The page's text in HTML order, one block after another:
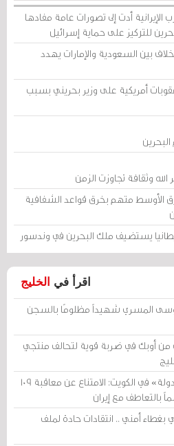
الإيرانية أدت إلى تصورات عامة مفادها
للتركيز على حماية إسرائيل
بين السعودية والإمارات يهدد
أمريكية على وزير بحريني بسبب
وثقافة تجاوزت الزمن
الأوسط متهم بخرق قواعد الشفافية
يستضيف ملك البحرين في وندسور
اقرأ في الخليج
المسري شهيداً مظلومًا بالسجن
من أوبك في ضربة قوية لتحالف منتجي
محكمة «أمن الدولة» في الكويت: الامتناع عن معاقبة 109
أمني .. انتقادات حادة لملف